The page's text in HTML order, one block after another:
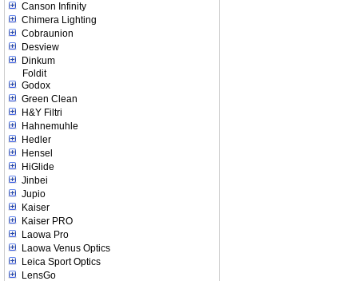
Canson Infinity
Chimera Lighting
Cobraunion
Desview
Dinkum
Foldit
Godox
Green Clean
H&Y Filtri
Hahnemuhle
Hedler
Hensel
HiGlide
Jinbei
Jupio
Kaiser
Kaiser PRO
Laowa Pro
Laowa Venus Optics
Leica Sport Optics
LensGo